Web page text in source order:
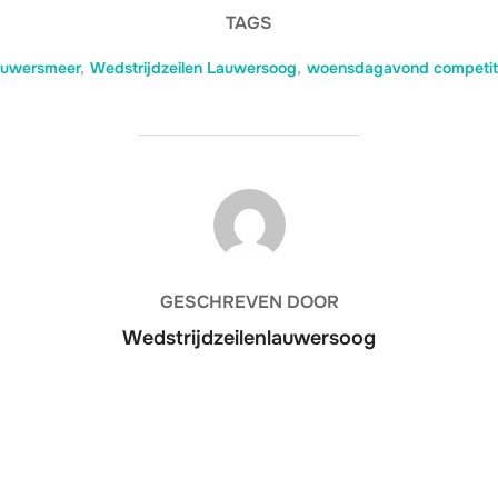
TAGS
, Wedstrijdzeilen Lauwersoog, woensdagavond
BERICHTAUTEUR
GESCHREVEN DOOR
Wedstrijdzeilenlauwersoog